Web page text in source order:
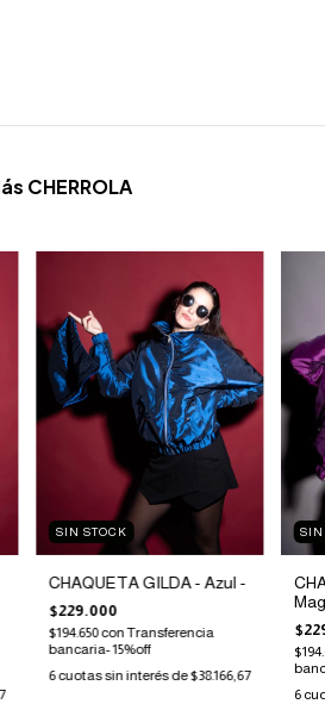
CHERROLA
SIN STOCK
CHAQUETA GILDA - Azul -
$229.000
$194.650conTransferencia
bancaria- 15%off
6cuotas sin interés de$38.166,67
SIN
6